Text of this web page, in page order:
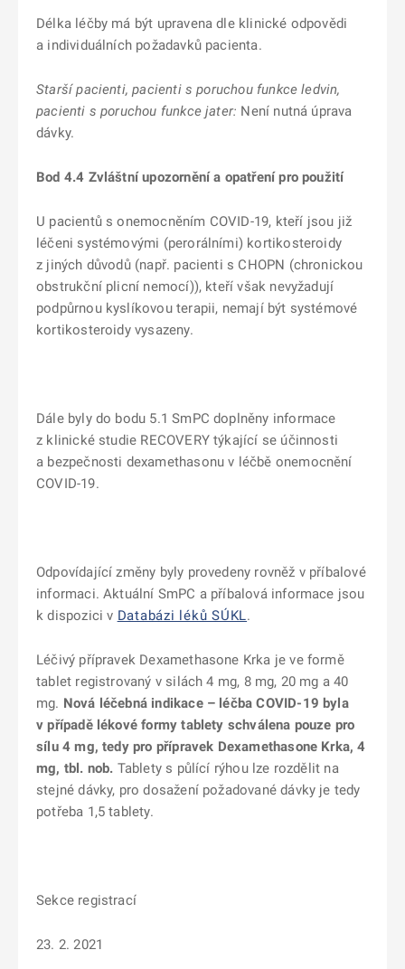
Délka léčby má být upravena dle klinické odpovědi
a individuálních požadavků pacienta.
Starší pacienti, pacienti s poruchou funkce ledvin,
pacienti s poruchou funkce jater: Není nutná úprava
dávky.
Bod 4.4 Zvláštní upozornění a opatření pro použití
U pacientů s onemocněním COVID-19, kteří jsou již
léčeni systémovými (perorálními) kortikosteroidy
z jiných důvodů (např. pacienti s CHOPN (chronickou
obstrukční plicní nemocí)), kteří však nevyžadují
podpůrnou kyslíkovou terapii, nemají být systémové
kortikosteroidy vysazeny.
Dále byly do bodu 5.1 SmPC doplněny informace
z klinické studie RECOVERY týkající se účinnosti
a bezpečnosti dexamethasonu v léčbě onemocnění
COVID-19.
Odpovídající změny byly provedeny rovněž v příbalové
informaci. Aktuální SmPC a příbalová informace jsou
k dispozici v Databázi léků SÚKL.
Léčivý přípravek Dexamethasone Krka je ve formě
tablet registrovaný v silách 4 mg, 8 mg, 20 mg a 40
mg. Nová léčebná indikace – léčba COVID-19 byla
v případě lékové formy tablety schválena pouze pro
sílu 4 mg, tedy pro přípravek Dexamethasone Krka, 4
mg, tbl. nob. Tablety s půlící rýhou lze rozdělit na
stejné dávky, pro dosažení požadované dávky je tedy
potřeba 1,5 tablety.
Sekce registrací
23. 2. 2021